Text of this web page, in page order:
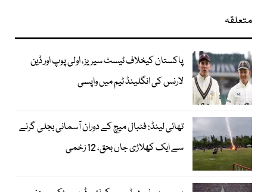
متعلقہ
پاکستان کیخلاف ٹیسٹ سیریز، اولی پوپ اور ڈین
لارنس کی انگلینڈ ٹیم میں واپسی
تھائی لینڈ: فٹبال میچ کے دوران آسمانی بجلی گرنے
سے ایک کھلاڑی جاں بحق، 12 زخمی